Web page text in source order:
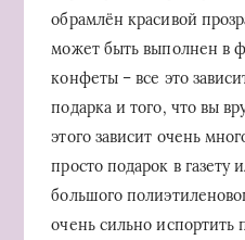
обрамлён красивой
может быть выполнен в
конфеты – все это
подарка и того, что вы
этого зависит очень
просто подарок в газету
большого
очень сильно испортить